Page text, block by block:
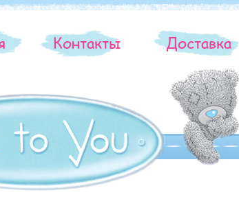
Контакты Доставка